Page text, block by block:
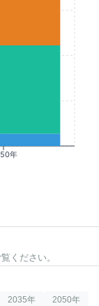
年
ください。
2035年 2050年